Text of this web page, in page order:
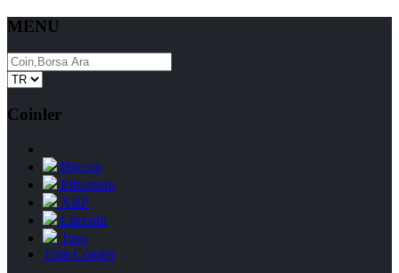
MENU
Coinler
Bitcoin
Ethereum
XRP
Litecoin
Tron
Tüm Coinler